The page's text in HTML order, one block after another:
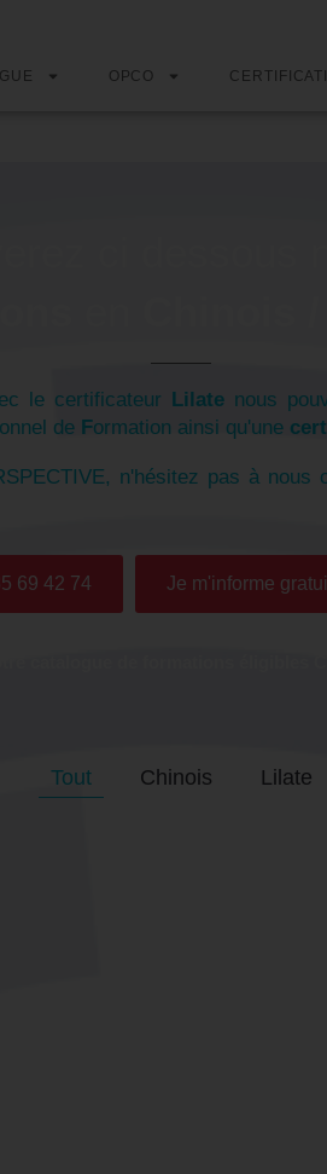
OPCO
le certificateur Lilate nous
de Formation ainsi qu'une
n'hésitez pas à nous
69 42 74 Je m'informe
Tout Chinois Lilate